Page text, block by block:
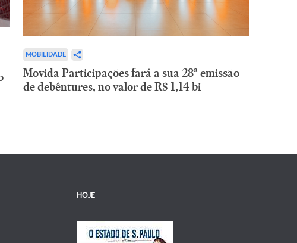
MOBILIDADE
Movida Participações fará a sua 28ª emissão
de debêntures, no valor de R$ 1,14 bi
HOJE